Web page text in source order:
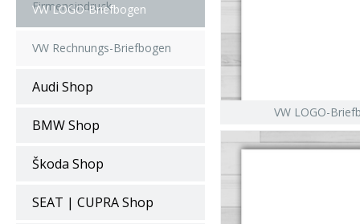
Firmeneindruck
VW LOGO-Briefbogen
VW Rechnungs-Briefbogen
Audi Shop
BMW Shop
Škoda Shop
SEAT | CUPRA Shop
VW LOGO-